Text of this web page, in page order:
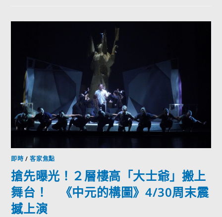
即時 /客家焦點
搶先曝光！２層樓高「大士爺」搬上
舞台！ 《中元的構圖》4/30周末震
撼上演